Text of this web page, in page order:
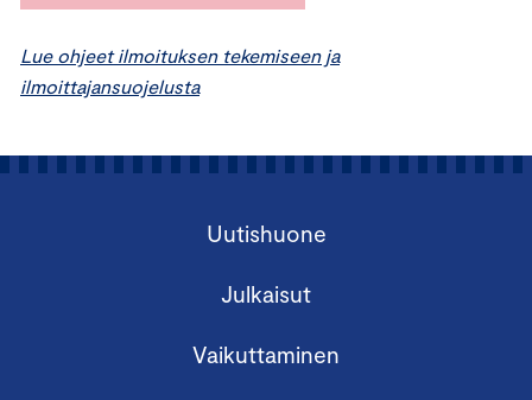
Lue ohjeet ilmoituksen tekemiseen ja
ilmoittajansuojelusta
Uutishuone
Julkaisut
Vaikuttaminen